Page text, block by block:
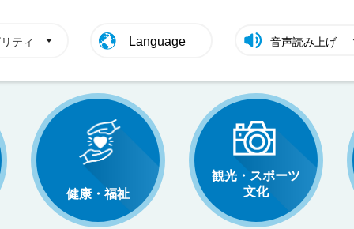
ティ Language 音声読み上げ
健康・福祉
観光・スポーツ
文化